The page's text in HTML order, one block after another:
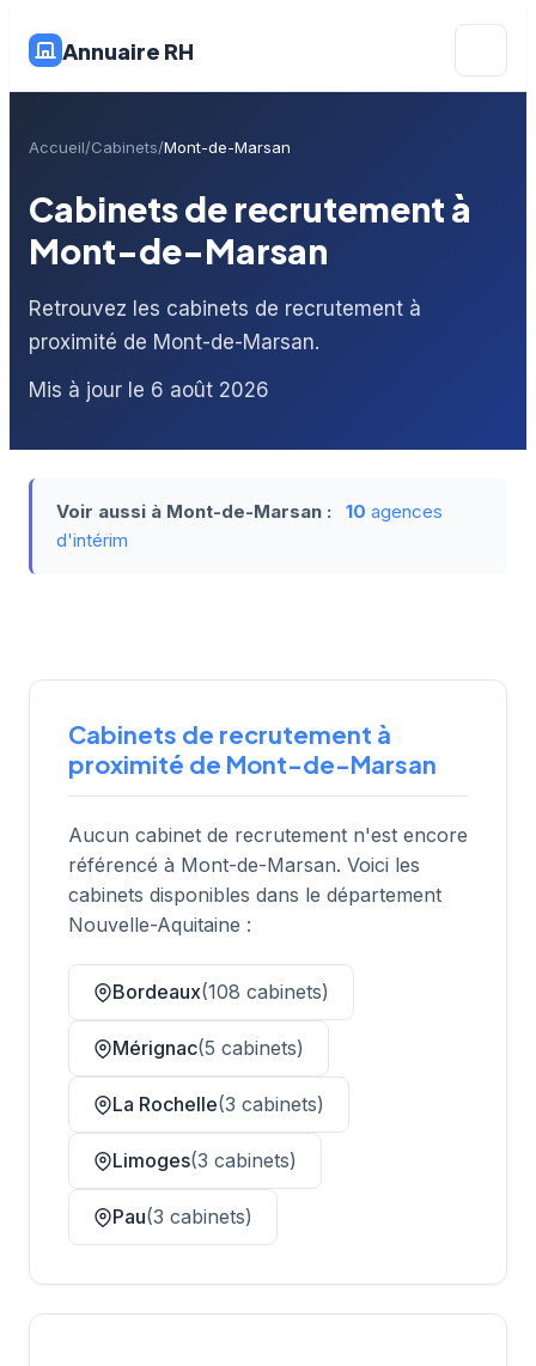
Annuaire RH
Accueil Cabinets Mont-de-Marsan
Cabinets de recrutement à
Mont-de-Marsan
Retrouvez les cabinets de recrutement à
proximité de Mont-de-Marsan.
Mis à jour le 6 août 2026
Voir aussi à Mont-de-Marsan : 10 agences
d'intérim
Cabinets de recrutement à
proximité de Mont-de-Marsan
Aucun cabinet de recrutement n'est encore
référencé à Mont-de-Marsan. Voici les
cabinets disponibles dans le département
Nouvelle-Aquitaine :
Bordeaux(108 cabinets)
Mérignac(5 cabinets)
La Rochelle(3 cabinets)
Limoges(3 cabinets)
Pau(3 cabinets)